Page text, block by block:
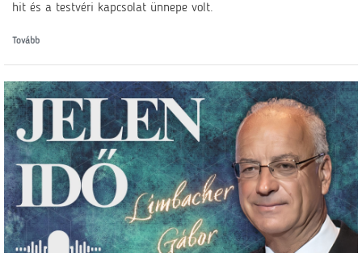
hit és a testvéri kapcsolat ünnepe volt.
Tovább